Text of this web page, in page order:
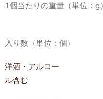
1個当たりの重量（単位：g）
入り数（単位：個）
洋酒・アルコー
ル含む